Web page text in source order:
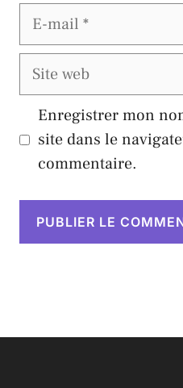
E-
Site
Enregistrer mon
site dans le
commentaire.
e